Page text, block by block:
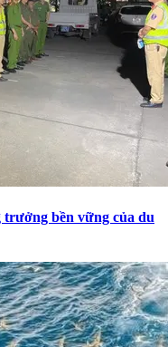
bền vững của du